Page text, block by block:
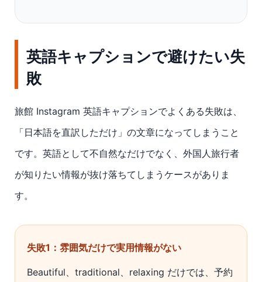
英語キャプションで避けたい失
敗
旅館 Instagram 英語キャプションでよくある失敗は、
「日本語を直訳しただけ」の文章になってしまうこと
です。英語として不自然なだけでなく、外国人旅行者
が知りたい情報が抜け落ちてしまうケースがありま
す。
失敗1：雰囲気だけで実用情報がない
Beautiful、traditional、relaxing だけでは、予約